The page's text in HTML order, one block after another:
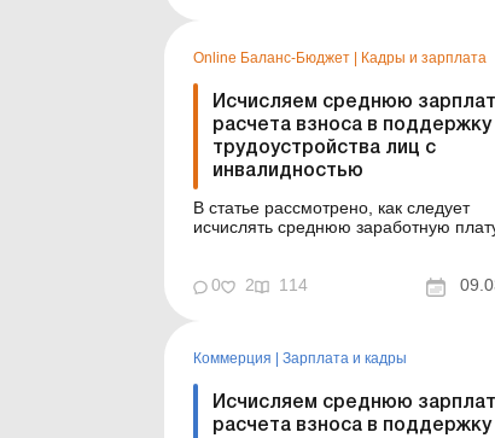
силу Закона, п...
Online Баланс-Бюджет Кадры и зарплата
Исчисляем среднюю
расчета взноса в поддержку
трудоустройства лиц с
инвалидностью
В статье рассмотрено, как следует
исчислять среднюю заработную
инвалидностью согласно
выполнения ра...
0 2 114
Коммерция | Зарплата и кадры
Исчисляем среднюю
расчета взноса в поддержку